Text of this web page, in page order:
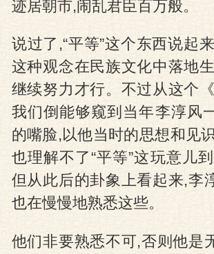
迹居朝市,闹乱君臣百万般。
说过了,“平等”这个东西说起
这种观念在民族文化中落地
继续努力才行。不过从这个
我们倒能够窥到当年李淳风
的嘴脸,以他当时的思想和见
也理解不了“平等”这玩意儿
但从此后的卦象上看起来,李
也在慢慢地熟悉这些。
他们非要熟悉不可,否则他是